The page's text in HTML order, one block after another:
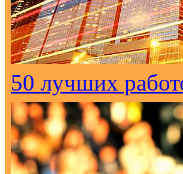
50 лучших